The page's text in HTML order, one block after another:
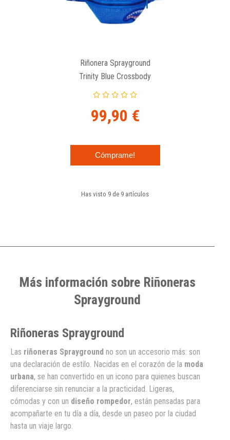
Riñonera Sprayground
Trinity Blue Crossbody
99,90 €
Cómprame!
Has visto 9 de 9 artículos
Más información sobre Riñoneras
Sprayground
Riñoneras Sprayground
Las riñoneras Sprayground no son un accesorio más: son
una declaración de estilo. Nacidas en el corazón de la moda
urbana, se han convertido en un icono para quienes buscan
diferenciarse sin renunciar a la practicidad. Ligeras,
cómodas y con un diseño rompedor, están pensadas para
acompañarte en tu día a día, desde un paseo por la ciudad
hasta un viaje largo.